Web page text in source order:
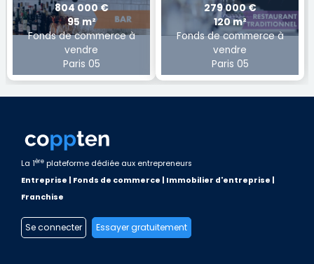
804 000 €
95 m²
Fonds de commerce à
vendre
Paris 05
279 000 €
120 m²
Fonds de commerce à
vendre
Paris 05
La 1ère plateforme dédiée aux entrepreneurs
Entreprise | Fonds de commerce | Immobilier d'entreprise |
Franchise
Se connecter Essayer gratuitement